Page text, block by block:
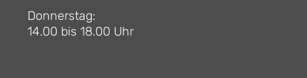
Donnerstag:
14.00 bis 18.00 Uhr